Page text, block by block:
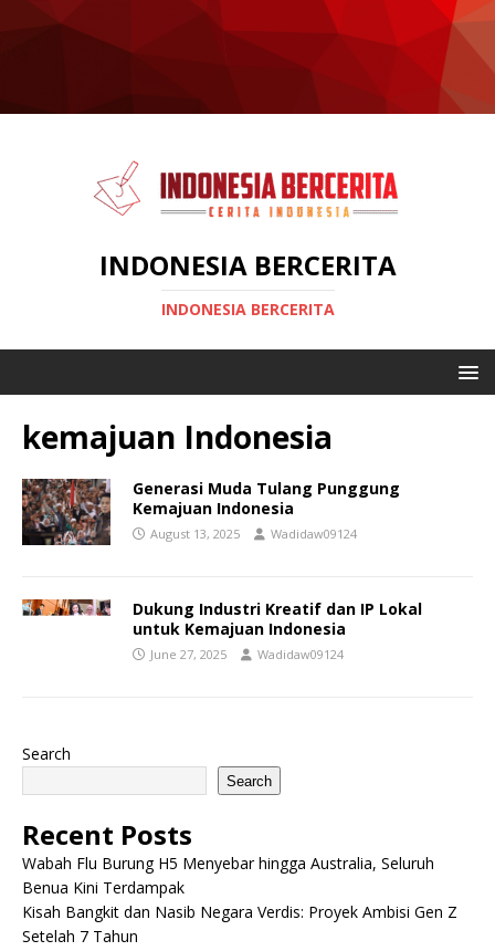
INDONESIA BERCERITA
INDONESIA BERCERITA
kemajuan Indonesia
Generasi Muda Tulang Punggung
Kemajuan Indonesia
August 13, 2025 Wadidaw09124
Dukung Industri Kreatif dan IP Lokal
untuk Kemajuan Indonesia
June 27, 2025 Wadidaw09124
Search
Search
Recent Posts
Wabah Flu Burung H5 Menyebar hingga Australia, Seluruh
Benua Kini Terdampak
Kisah Bangkit dan Nasib Negara Verdis: Proyek Ambisi Gen Z
Setelah 7 Tahun